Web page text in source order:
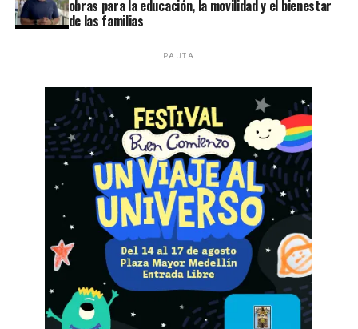
obras para la educación, la movilidad y el bienestar
de las familias
PAUTA